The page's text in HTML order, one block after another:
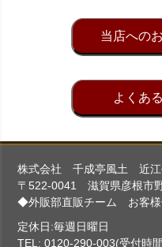
当店への
よくあ
株式会社 千成亭風土 近江
〒522-0041 滋賀県彦根市
◆外販部直販チーム お客
定休日:毎週日曜日
TEL: 0120-290-003(受付時